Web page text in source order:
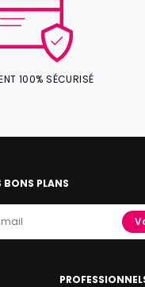
100% SÉCURISÉ
BONS PLANS